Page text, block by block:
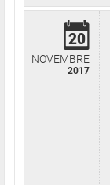
20
NOVEMBRE
2017